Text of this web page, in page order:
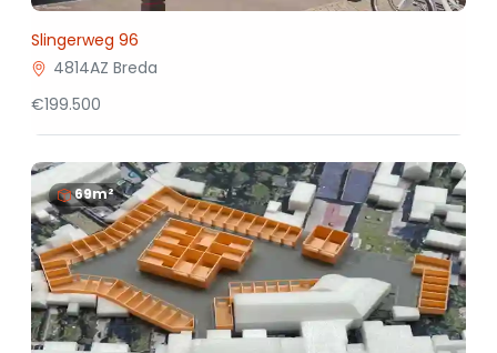
Slingerweg 96
4814AZ Breda
€199.500
69m²